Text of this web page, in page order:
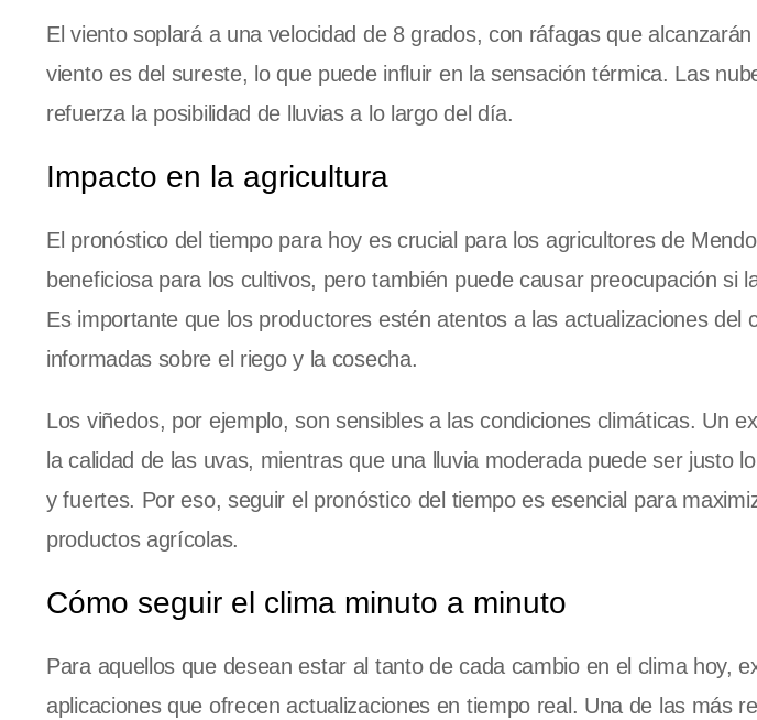
El viento soplará a una velocidad de 8 grados, con ráfagas que
viento es del sureste, lo que puede influir en la sensación térmica. Las
refuerza la posibilidad de lluvias a lo largo del día.
Impacto en la agricultura
El pronóstico del tiempo para hoy es crucial para los agricultores de
beneficiosa para los cultivos, pero también puede causar preocupación si
Es importante que los productores estén atentos a las actualizaciones del
informadas sobre el riego y la cosecha.
Los viñedos, por ejemplo, son sensibles a las condiciones climáticas. Un
la calidad de las uvas, mientras que una lluvia moderada puede ser justo
y fuertes. Por eso, seguir el pronóstico del tiempo es esencial para
productos agrícolas.
Cómo seguir el clima minuto a minuto
Para aquellos que desean estar al tanto de cada cambio en el clima hoy,
aplicaciones que ofrecen actualizaciones en tiempo real. Una de las más